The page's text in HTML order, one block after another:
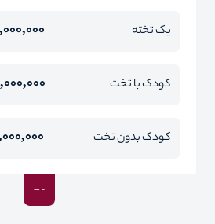
یک تخته
کودک با تخت
کودک بدون تخت